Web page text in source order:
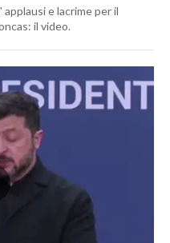
e lacrime per il
il video.